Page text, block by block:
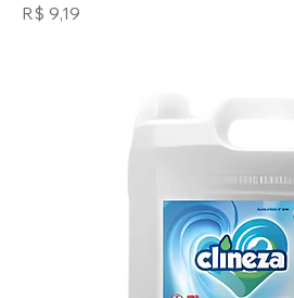
Preço
R$ 9,19